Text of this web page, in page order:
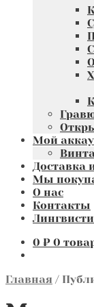
Мой
Доставка
Мы
О нас
Контакты
0 ₽ 0
Главная /